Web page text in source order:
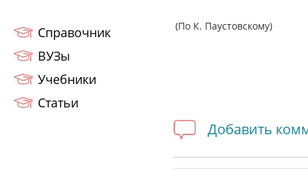
Справочник
ВУЗы
Учебники
Статьи
(По К. Паустовскому)
Добавить